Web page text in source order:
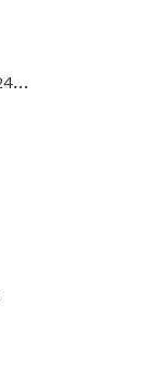
Mira telescópica Konus Konuspro 6-24x44